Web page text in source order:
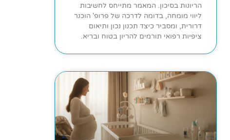
הריונות בסיכון. המאמר מתייחס לחשיבות
ליווי מומחה, בדומה לדרכה של פרופ' הוכנר
דרורית, ומסביר כיצד תכנון נכון ותיאום
ציפיות רפואי תורמים להריון בטוח ובריא.